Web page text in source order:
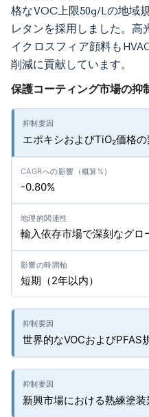
格なVOC上限50g/Lの地域
レタンを採用しました。高
イクロスフィア顔料も
削減に貢献しています。
保護コーティング市場の抑
エポキシおよびTiO₂価格
-0.80%
輸入依存市場で深刻なグロ
短期（2年以内）
世界的なVOCおよびPFAS
新興市場における熟練塗装